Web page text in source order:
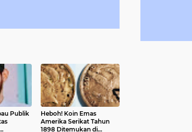
Publik
Heboh! Koin Emas
Amerika Serikat Tahun
1898 Ditemukan di